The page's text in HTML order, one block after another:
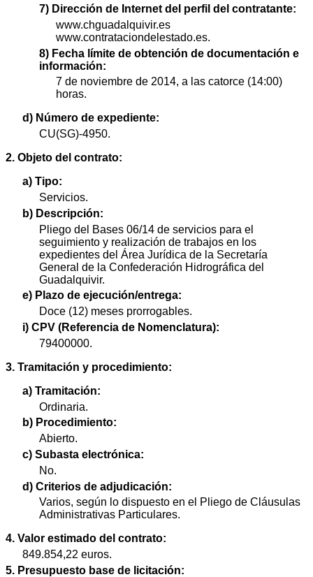
7) Dirección de Internet del perfil del contratante:
www.chguadalquivir.es
www.contrataciondelestado.es.
8) Fecha límite de obtención de documentación e
información:
7 de noviembre de 2014, a las catorce (14:00)
horas.
d) Número de expediente:
CU(SG)-4950.
2. Objeto del contrato:
a) Tipo:
Servicios.
b) Descripción:
Pliego del Bases 06/14 de servicios para el
seguimiento y realización de trabajos en los
expedientes del Área Jurídica de la Secretaría
General de la Confederación Hidrográfica del
Guadalquivir.
e) Plazo de ejecución/entrega:
Doce (12) meses prorrogables.
i) CPV (Referencia de Nomenclatura):
79400000.
3. Tramitación y procedimiento:
a) Tramitación:
Ordinaria.
b) Procedimiento:
Abierto.
c) Subasta electrónica:
No.
d) Criterios de adjudicación:
Varios, según lo dispuesto en el Pliego de Cláusulas
Administrativas Particulares.
4. Valor estimado del contrato:
849.854,22 euros.
5. Presupuesto base de licitación: